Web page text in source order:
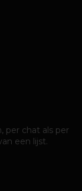
per chat als per
een lijst.